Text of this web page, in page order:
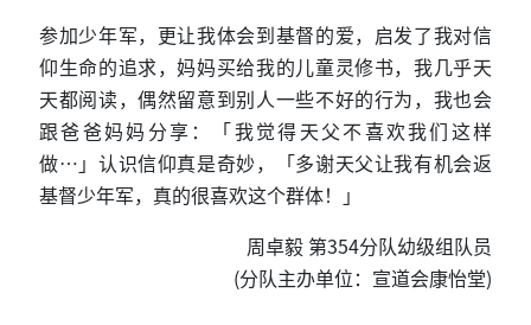
参加少年军，更让我体会到基督的爱，启发了我对信
仰生命的追求，妈妈买给我的儿童灵修书，我几乎天
天都阅读，偶然留意到别人一些不好的行为，我也会
跟爸爸妈妈分享：「我觉得天父不喜欢我们这样
做…」认识信仰真是奇妙，「多谢天父让我有机会返
基督少年军，真的很喜欢这个群体！」
周卓毅 第354分队幼级组队员
(分队主办单位：宣道会康怡堂)